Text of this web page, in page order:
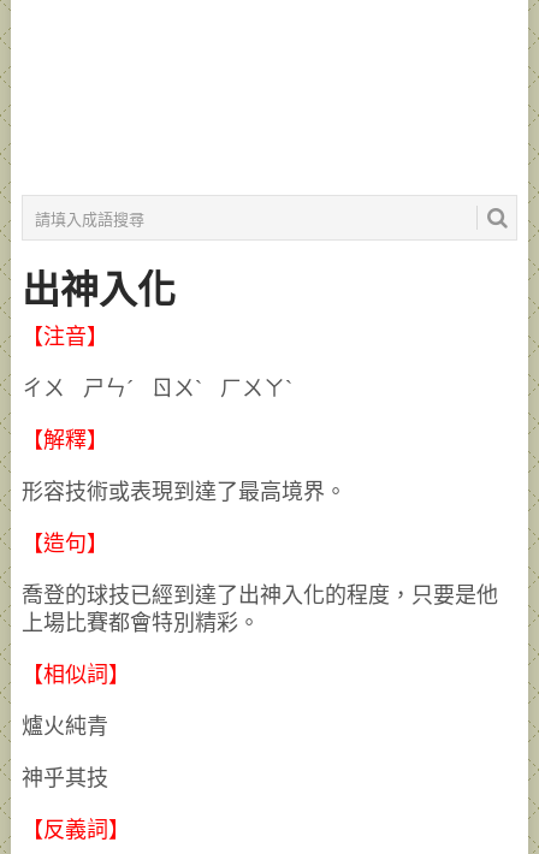
出神入化
【注音】
ㄔㄨ ㄕㄣˊ ㄖㄨˋ ㄏㄨㄚˋ
【解釋】
形容技術或表現到達了最高境界。
【造句】
喬登的球技已經到達了出神入化的程度，只要是他
上場比賽都會特別精彩。
【相似詞】
爐火純青
神乎其技
【反義詞】